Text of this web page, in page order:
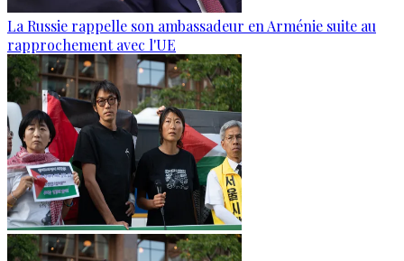
La Russie rappelle son ambassadeur en Arménie suite au
rapprochement avec l'UE